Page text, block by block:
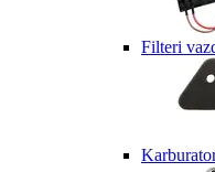
Filteri